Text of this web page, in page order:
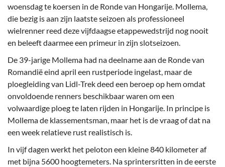
woensdag te koersen in de Ronde van Hongarije. Mollema,
die bezig is aan zijn laatste seizoen als professioneel
wielrenner reed deze vijfdaagse etappewedstrijd nog nooit
en beleeft daarmee een primeur in zijn slotseizoen.
De 39-jarige Mollema had na deelname aan de Ronde van
Romandië eind april een rustperiode ingelast, maar de
ploegleiding van Lidl-Trek deed een beroep op hem omdat
onvoldoende renners beschikbaar waren om een
volwaardige ploeg te laten rijden in Hongarije. In principe is
Mollema de klassementsman, maar het is de vraag of dat na
een week relatieve rust realistisch is.
In vijf dagen werkt het peloton een kleine 840 kilometer af
met bijna 5600 hoogtemeters. Na sprintersritten in de eerste